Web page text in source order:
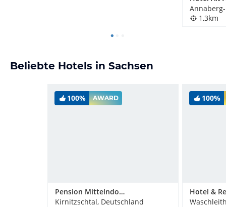
1,3km
Beliebte Hotels in Sachsen
100% AWARD
Pension Mittelndorfer Mühle
Kirnitzschtal, Deutschland
100%